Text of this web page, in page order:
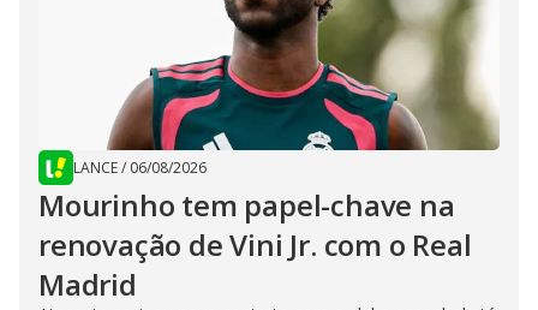
LANCE/ 06/08/2026
Mourinho tem papel-chave na
renovação de Vini Jr. com o Real
Madrid